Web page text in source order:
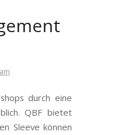
durch eine
QBF bietet
Sleeve können